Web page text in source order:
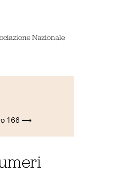
Nazionale
166